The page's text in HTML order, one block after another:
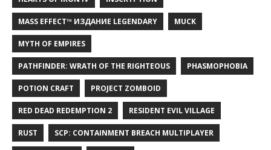
MASS EFFECT™ ИЗДАНИЕ LEGENDARY MUCK
MYTH OF EMPIRES
PATHFINDER: WRATH OF THE RIGHTEOUS PHASMOPHOBIA
POTION CRAFT PROJECT ZOMBOID
RED DEAD REDEMPTION 2 RESIDENT EVIL VILLAGE
RUST SCP: CONTAINMENT BREACH MULTIPLAYER